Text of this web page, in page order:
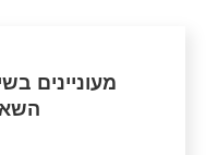
מעוניינים